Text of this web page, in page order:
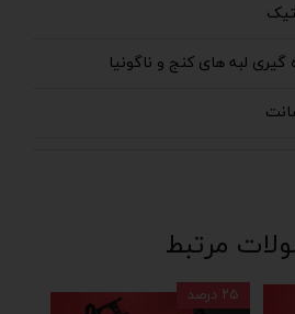
گیری لبه های کنج و ناگونیا
۲۵ درصد
مرتبط